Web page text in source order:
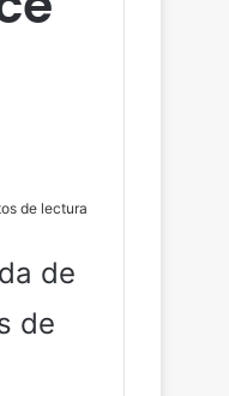
de lectura
de
de